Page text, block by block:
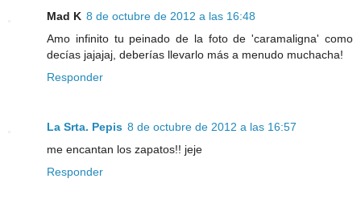
Mad K 8 de octubre de 2012 a las 16:48
Amo infinito tu peinado de la foto de 'caramaligna' como
decías jajajaj, deberías llevarlo más a menudo muchacha!
Responder
La Srta. Pepis 8 de octubre de 2012 a las 16:57
me encantan los zapatos!! jeje
Responder